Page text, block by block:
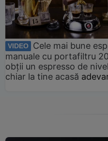
VIDEO
Cele mai bune
manuale cu portafiltru
obții un espresso de
chiar la tine acasă